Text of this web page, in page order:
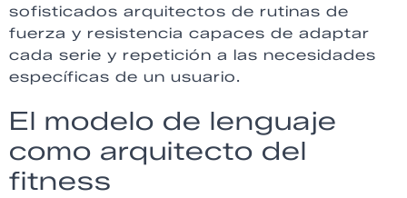
sofisticados arquitectos de rutinas de
fuerza y resistencia capaces de adaptar
cada serie y repetición a las necesidades
específicas de un usuario.
El modelo de lenguaje
como arquitecto del
fitness